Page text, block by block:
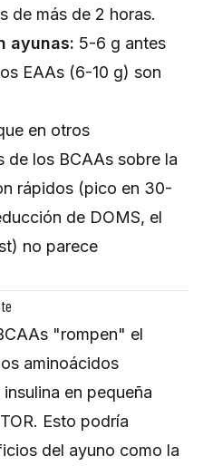
de más de 2 horas.
ayunas: 5-6 g antes
EAAs (6-10 g) son
en otros
de los BCAAs sobre la
rápidos (pico en 30-
de DOMS, el
no parece
"rompen" el
aminoácidos
en pequeña
Esto podría
del ayuno como la